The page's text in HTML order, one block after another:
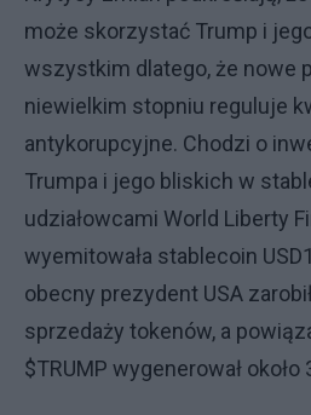
może skorzystać Trump i
wszystkim dlatego, że nowe
niewielkim stopniu reguluje
antykorupcyjne. Chodzi o
Trumpa i jego bliskich w
udziałowcami World Liberty
wyemitowała stablecoin
obecny prezydent USA
sprzedaży tokenów, a
$TRUMP wygenerował